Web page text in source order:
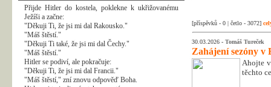
Přijde Hitler do kostela, poklekne k ukřižovanému
Ježíši a začne:
"Děkuji Ti, že jsi mi dal Rakousko."
"Máš štěstí."
"Děkuji Ti také, že jsi mi dal Čechy."
"Máš štěstí."
Hitler se podiví, ale pokračuje:
"Děkuji Ti, že jsi mi dal Francii."
"Máš štěstí," zní znovu odpověď Boha.
[příspěvků - 0 | četlo - 3072]
30.03.2026 - Tomáš Tureček
Zahájení sezóny v
Ahojte
těchto